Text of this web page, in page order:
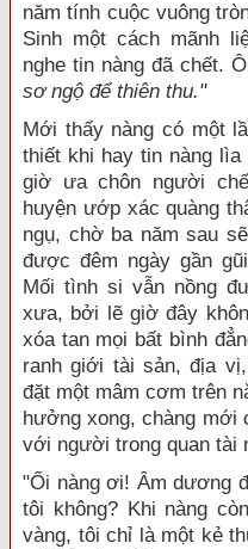
năm tính cuộc vuông
Sinh một cách mãnh
nghe tin nàng đã chết.
sơ ngộ để thiên thu."
Mới thấy nàng có một
thiết khi hay tin nàng
giờ ưa chôn người
huyện ướp xác quàng
ngụ, chờ ba năm sau
được đêm ngày gần
Mối tình si vẫn nồng
xưa, bởi lẽ giờ đây
xóa tan mọi bất bình
ranh giới tài sản, địa
đặt một mâm cơm trên
hưởng xong, chàng mới
với người trong quan tài
"Ối nàng ơi! Âm dương
tôi không? Khi nàng
vàng, tôi chỉ là một kẻ